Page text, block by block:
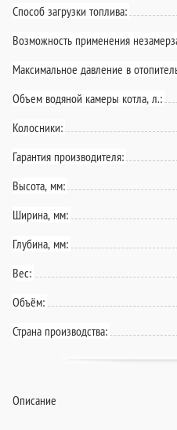
Способ загрузки топлива:
Возможность применения
Максимальное давление в
Объем водяной камеры котла, л.:
Колосники:
Гарантия производителя:
Высота, мм:
Ширина, мм:
Глубина, мм:
Вес:
Объём:
Страна производства:
Описание